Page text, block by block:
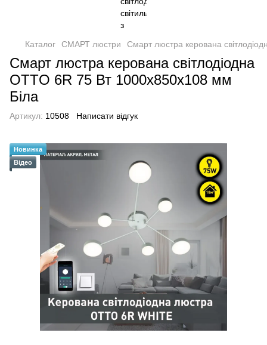
Каталог СМАРТ люстри Смарт люстра керована
Смарт люстра керована світлодіодна
OTTO 6R 75 Вт 1000x850x108 мм
Бiла
Артикул: 10508 Написати відгук
Новинка
Відео